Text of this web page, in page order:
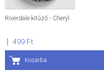
Riverdale kitűző - Cheryl
499 Ft
Kosárba